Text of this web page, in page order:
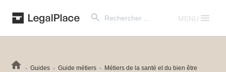
for:
MENU
Guides Guide métiers Métiers de la santé et du bien être